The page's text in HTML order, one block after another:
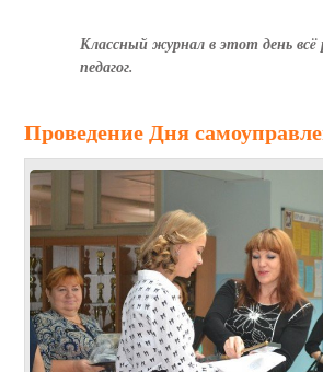
Классный журнал в этот день всë
педагог.
Проведение Дня